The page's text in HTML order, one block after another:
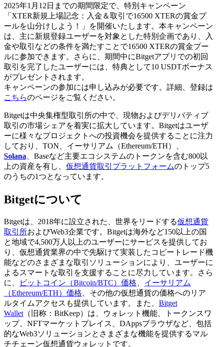
2025年1月12日までの期間限定で、特別キャンペーン
「XTER新規上場記念：入金＆取引で16500 XTERの賞金プ
ールを山分けしよう！」を開催いたします。本キャンペーン
は、主に新規登録ユーザーを対象とした特別企画であり、入
金や取引などの条件を満たすことで16500 XTERの賞金プー
ルに参加できます。さらに、期間中にBitgetアプリでの初回
取引を完了したユーザーには、特典として10 USDTボーナス
がプレゼントされます。
キャンペーンの参加には申し込みが必要です。詳細、登録は
こちらのページをご覧ください。
Bitgetは中央集権型取引所の中で、現物およびデリバティブ
取引の市場シェアを着実に拡大しています。Bitgetはユーザ
ーに様々なプロジェクトへの投資機会を提供することに注力
しており、TON、イーサリアム（Ethereum/ETH）、
Solana 、Baseなど主要エコシステムのトークンを含む800以
上の資産を有し、 仮想通貨取引プラットフォームのトップ5
のうちの1つとなっています。
Bitgetについて
Bitgetは、2018年に設立された、世界をリードする仮想通貨
取引所およびWeb3企業です。Bitgetは海外など150以上の国
と地域で4,500万人以上のユーザーにサービスを提供してお
り、仮想通貨業界の中で先駆けて実装したコピートレード機
能などのさまざまな取引ソリューションにより、ユーザーに
よるスマートな取引を支援することに尽力しています。さら
に、
ビットコイン（Bitcoin/BTC）価格
イーサリアム
（Ethereum/ETH）価格 、その他の仮想通貨の価格へのリア
ルタイムアクセスも提供しています。また、 Bitget
Wallet （旧称：BitKeep）は、ウォレット機能、トークンスワ
ップ、NFTマーケットプレイス、DAppsブラウザなど、包括
的なWeb3ソリューションとさまざまな機能を提供するマル
チチェーン仮想通貨ウォレットです。